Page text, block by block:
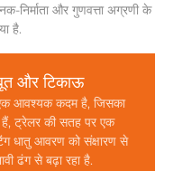
निर्माता और गुणवत्ता अग्रणी के
है.
और टिकाऊ
एक आवश्यक कदम है, जिसका
ट्रेलर की सतह पर एक
धातु आवरण को संक्षारण से
ढंग से बढ़ा रहा है.